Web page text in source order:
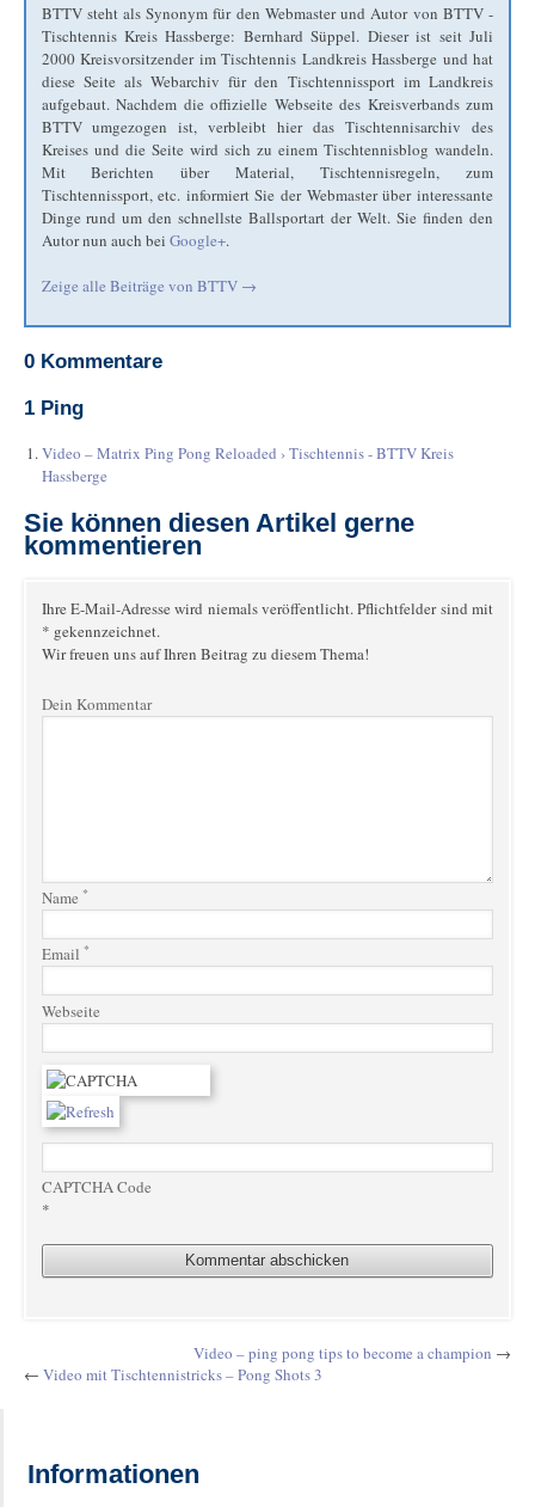
BTTV steht als Synonym für den Webmaster und Autor von BTTV -
Tischtennis Kreis Hassberge: Bernhard Süppel. Dieser ist seit Juli
2000 Kreisvorsitzender im Tischtennis Landkreis Hassberge und hat
diese Seite als Webarchiv für den Tischtennissport im Landkreis
aufgebaut. Nachdem die offizielle Webseite des Kreisverbands zum
BTTV umgezogen ist, verbleibt hier das Tischtennisarchiv des
Kreises und die Seite wird sich zu einem Tischtennisblog wandeln.
Mit Berichten über Material, Tischtennisregeln, zum
Tischtennissport, etc. informiert Sie der Webmaster über interessante
Dinge rund um den schnellste Ballsportart der Welt. Sie finden den
Autor nun auch bei Google+.
Zeige alle Beiträge von BTTV →
0 Kommentare
1 Ping
Video – Matrix Ping Pong Reloaded › Tischtennis - BTTV Kreis
Hassberge
Sie können diesen Artikel gerne
kommentieren
Ihre E-Mail-Adresse wird niemals veröffentlicht. Pflichtfelder sind mit
* gekennzeichnet.
Wir freuen uns auf Ihren Beitrag zu diesem Thema!
Dein Kommentar
Name *
Email *
Webseite
CAPTCHA Code
*
Video – ping pong tips to become a champion →
← Video mit Tischtennistricks – Pong Shots 3
Informationen